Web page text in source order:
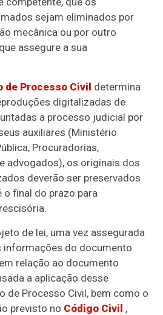
sejam eliminados por
mecânica ou por outro
assegure a sua
de Processo Civil determina
digitalizadas de
a processo judicial por
auxiliares (Ministério
Procuradorias,
advogados), os originais dos
deverão ser preservados
final do prazo para
de lei, uma vez assegurada
informações do documento
relação ao documento
a aplicação desse
de Processo Civil, bem como o
previsto no Código Civil ,